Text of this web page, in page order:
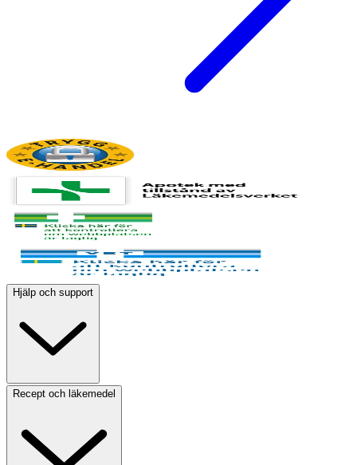
Hjälp och support
Recept och läkemedel